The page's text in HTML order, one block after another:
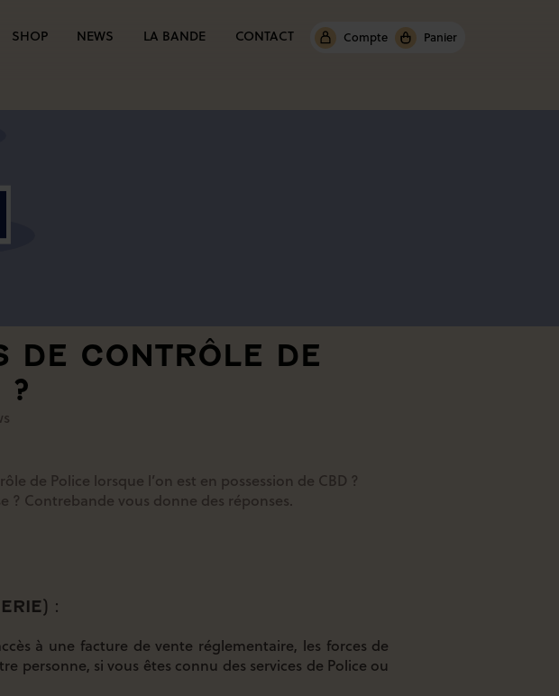
SHOP NEWS LA BANDE CONTACT Compte Panier
DE CONTRÔLE DE
?
de Police lorsque l’on est en possession de CBD ?
? Contrebande vous donne des réponses.
:
à une facture de vente réglementaire, les forces de
personne, si vous êtes connu des services de Police ou